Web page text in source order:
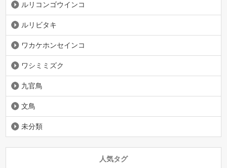
ルリコンゴウインコ
ルリビタキ
ワカケホンセインコ
ワシミミズク
九官鳥
文鳥
未分類
人気タグ